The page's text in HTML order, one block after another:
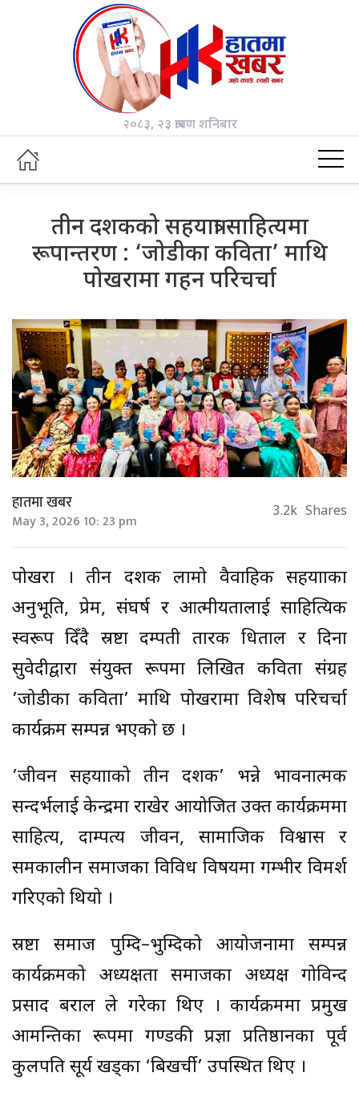
२०८३, २३ श्रावण शनिबार
तीन दशकको सहयात्रा साहित्यमा
रूपान्तरण : ‘जोडीका कविता’ माथि
पोखरामा गहन परिचर्चा
हातमा खबर
May 3, 2026 10: 23 pm 3.2k Shares
पोखरा । तीन दशक लामो वैवाहिक सहयात्राका
अनुभूति, प्रेम, संघर्ष र आत्मीयतालाई साहित्यिक
स्वरूप दिँदै स्रष्टा दम्पती तारक धिताल र दिना
सुवेदीद्वारा संयुक्त रूपमा लिखित कविता संग्रह
’जोडीका कविता’ माथि पोखरामा विशेष परिचर्चा
कार्यक्रम सम्पन्न भएको छ ।
’जीवन सहयात्राको तीन दशक’ भन्ने भावनात्मक
सन्दर्भलाई केन्द्रमा राखेर आयोजित उक्त कार्यक्रममा
साहित्य, दाम्पत्य जीवन, सामाजिक विश्वास र
समकालीन समाजका विविध विषयमा गम्भीर विमर्श
गरिएको थियो ।
स्रष्टा समाज पुम्दि–भुम्दिको आयोजनामा सम्पन्न
कार्यक्रमको अध्यक्षता समाजका अध्यक्ष गोविन्द
प्रसाद बराल ले गरेका थिए । कार्यक्रममा प्रमुख
आमन्त्रितका रूपमा गण्डकी प्रज्ञा प्रतिष्ठानका पूर्व
कुलपति सूर्य खड्का ‘बिखर्ची’ उपस्थित थिए ।